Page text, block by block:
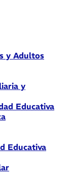
y Adultos
y
Educativa
Educativa